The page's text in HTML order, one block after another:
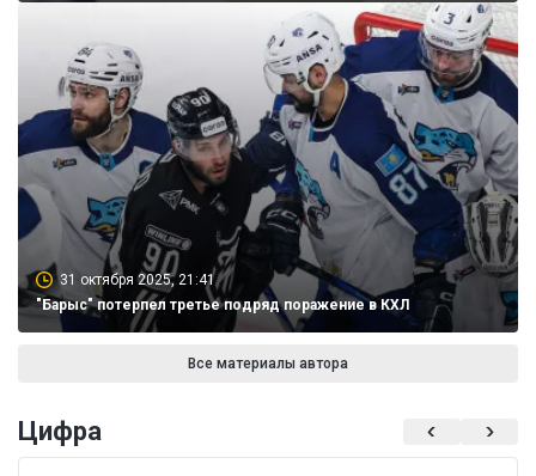
31 октября 2025, 21:41
"Барыс" потерпел третье подряд поражение в КХЛ
Все материалы автора
Цифра